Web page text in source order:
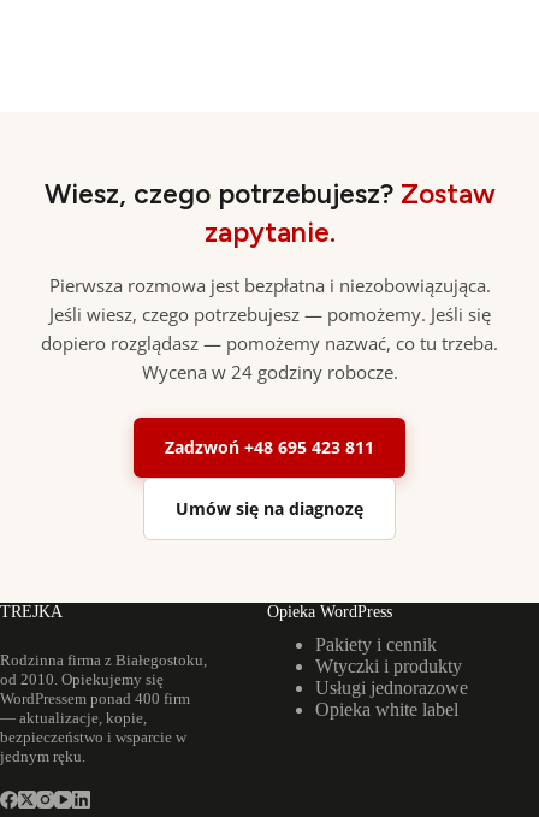
Wiesz, czego potrzebujesz? Zostaw
zapytanie.
Pierwsza rozmowa jest bezpłatna i niezobowiązująca.
Jeśli wiesz, czego potrzebujesz — pomożemy. Jeśli się
dopiero rozglądasz — pomożemy nazwać, co tu trzeba.
Wycena w 24 godziny robocze.
Zadzwoń +48 695 423 811
Umów się na diagnozę
TREJKA
Rodzinna firma z Białegostoku,
od 2010. Opiekujemy się
WordPressem ponad 400 firm
— aktualizacje, kopie,
bezpieczeństwo i wsparcie w
jednym ręku.
Opieka WordPress
Pakiety i cennik
Wtyczki i produkty
Usługi jednorazowe
Opieka white label